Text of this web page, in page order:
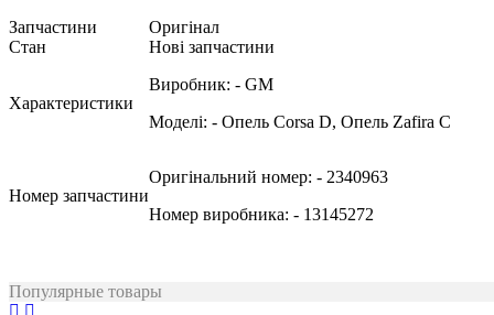
Запчастини
Оригінал
Стан
Нові запчастини
Характеристики
Виробник: - GM
Моделі: - Опель Corsa D, Опель Zafira C
Номер запчастини
Оригінальний номер: - 2340963
Номер виробника: - 13145272
Популярные товары